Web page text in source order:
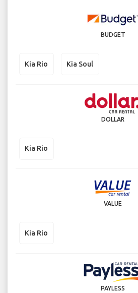
BUDGET
Kia Rio Kia Soul
DOLLAR
Kia Rio
VALUE
Kia Rio
PAYLESS